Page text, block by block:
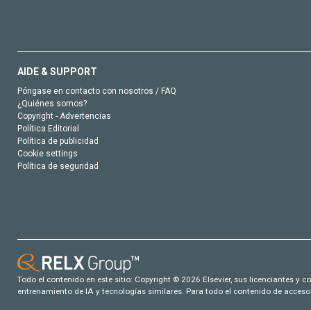
AIDE & SUPPORT
Póngase en contacto con nosotros / FAQ
¿Quiénes somos?
Copyright - Advertencias
Política Editorial
Política de publicidad
Cookie settings
Política de seguridad
Todo el contenido en este sitio: Copyright © 2026 Elsevier, sus licenciantes y
entrenamiento de IA y tecnologías similares. Para todo el contenido de